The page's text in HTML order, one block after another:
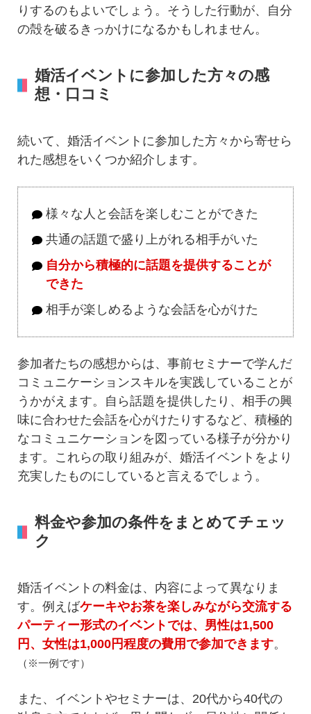
りするのもよいでしょう。そうした行動が、自分
の殻を破るきっかけになるかもしれません。
婚活イベントに参加した方々の感
想・口コミ
続いて、婚活イベントに参加した方々から寄せら
れた感想をいくつか紹介します。
様々な人と会話を楽しむことができた
共通の話題で盛り上がれる相手がいた
自分から積極的に話題を提供することが
できた
相手が楽しめるような会話を心がけた
参加者たちの感想からは、事前セミナーで学んだ
コミュニケーションスキルを実践していることが
うかがえます。自ら話題を提供したり、相手の興
味に合わせた会話を心がけたりするなど、積極的
なコミュニケーションを図っている様子が分かり
ます。これらの取り組みが、婚活イベントをより
充実したものにしていると言えるでしょう。
料金や参加の条件をまとめてチェッ
ク
婚活イベントの料金は、内容によって異なりま
す。例えばケーキやお茶を楽しみながら交流する
パーティー形式のイベントでは、男性は1,500
円、女性は1,000円程度の費用で参加できます。
（※一例です）
また、イベントやセミナーは、20代から40代の